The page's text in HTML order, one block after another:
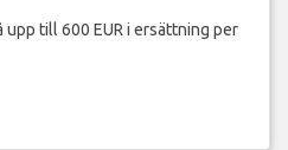
till 600 EUR i ersättning per